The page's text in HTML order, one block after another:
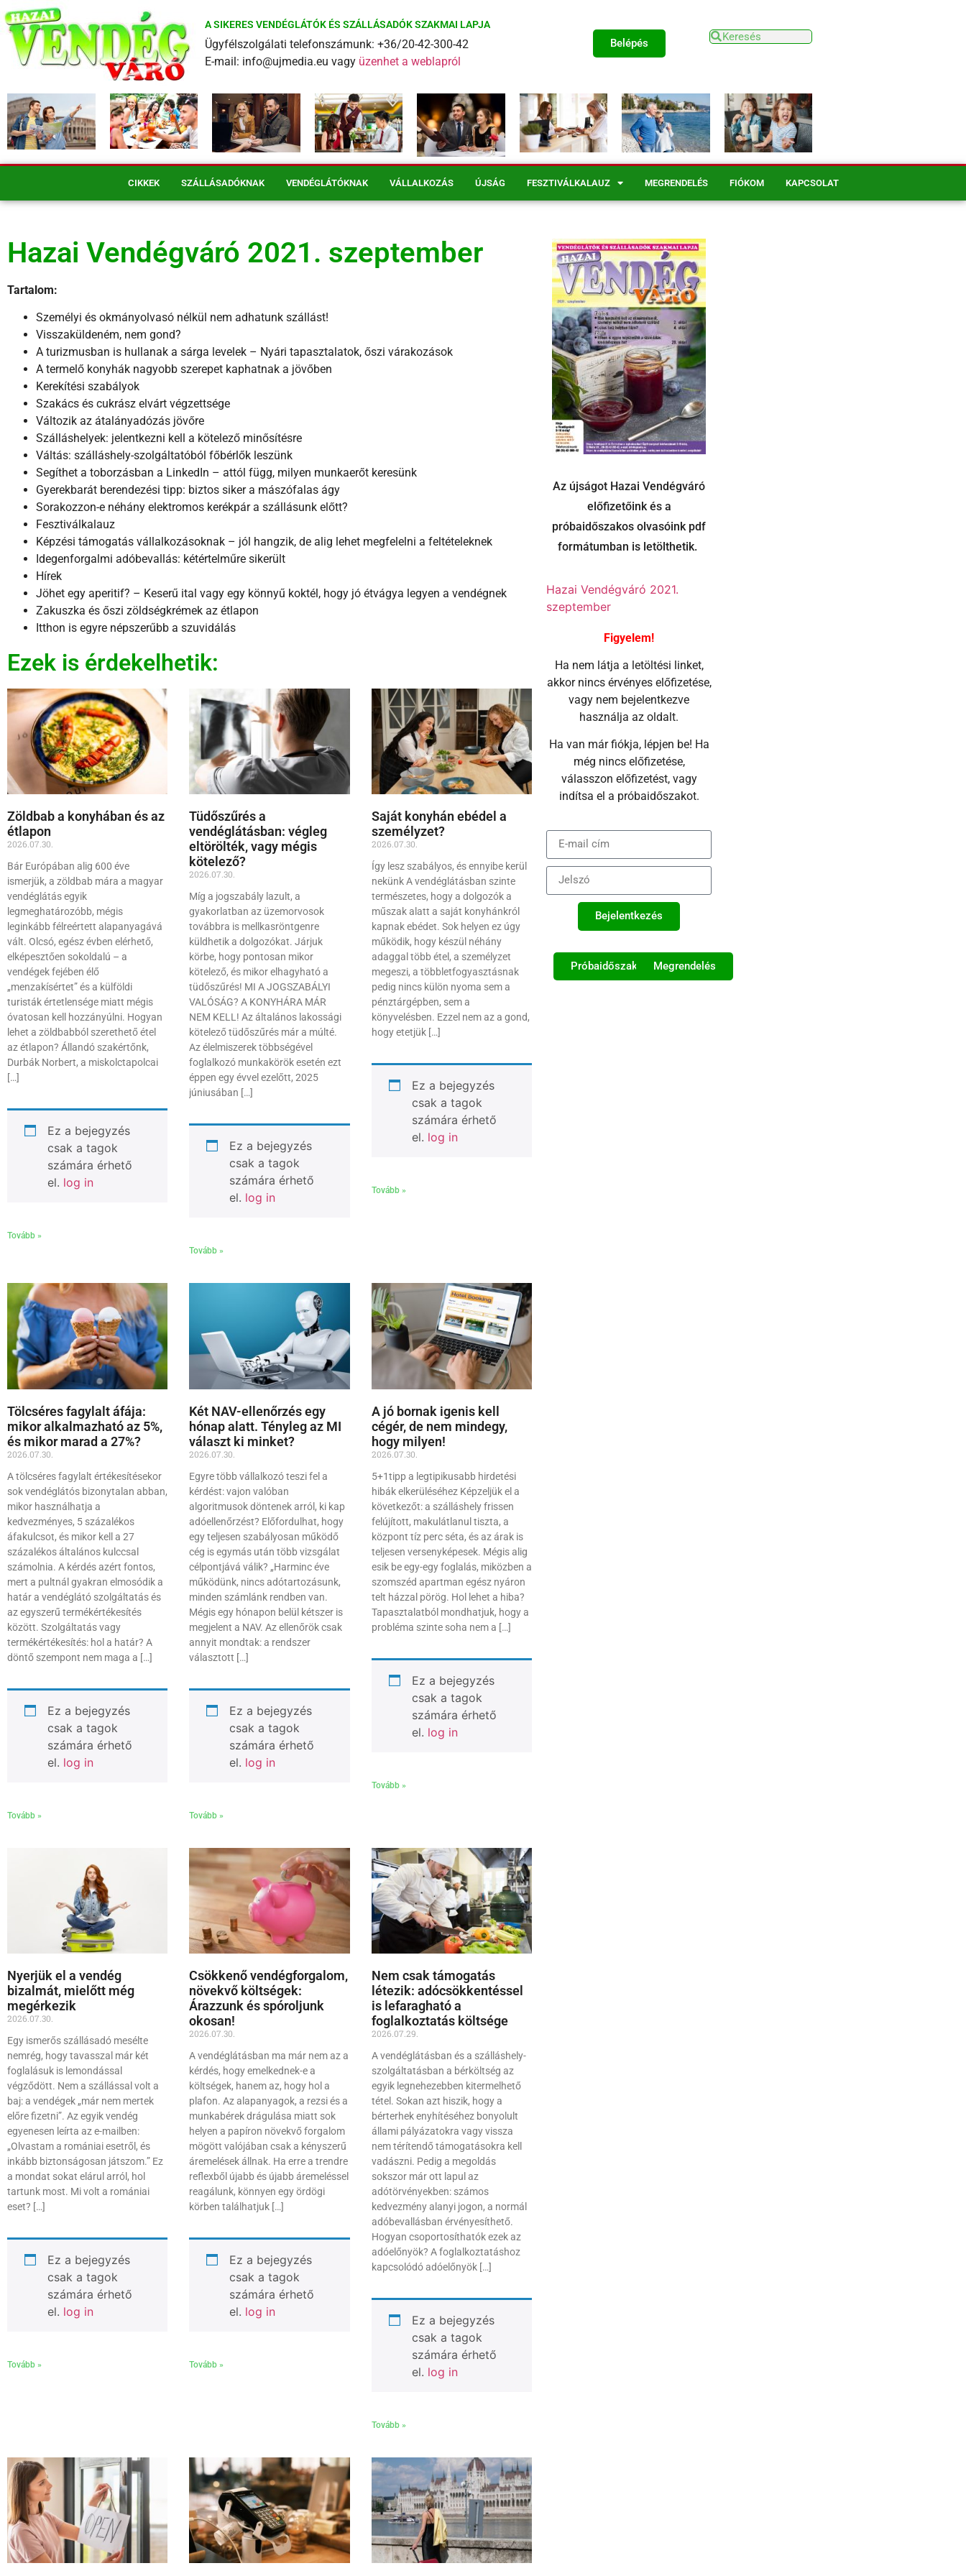
A SIKERES VENDÉGLÁTÓK ÉS SZÁLLÁSADÓK SZAKMAI LAPJA
Ügyfélszolgálati telefonszámunk: +36/20-42-300-42
E-mail: info@ujmedia.eu vagy üzenhet a weblapról
Belépés
CIKKEK SZÁLLÁSADÓKNAK VENDÉGLÁTÓKNAK VÁLLALKOZÁS ÚJSÁG FESZTIVÁLKALAUZ MEGRENDELÉS FIÓKOM KAPCSOLAT
Hazai Vendégváró 2021. szeptember
Tartalom:
Személyi és okmányolvasó nélkül nem adhatunk szállást!
Visszaküldeném, nem gond?
A turizmusban is hullanak a sárga levelek – Nyári tapasztalatok, őszi várakozások
A termelő konyhák nagyobb szerepet kaphatnak a jövőben
Kerekítési szabályok
Szakács és cukrász elvárt végzettsége
Változik az átalányadózás jövőre
Szálláshelyek: jelentkezni kell a kötelező minősítésre
Váltás: szálláshely-szolgáltatóból főbérlők leszünk
Segíthet a toborzásban a LinkedIn – attól függ, milyen munkaerőt keresünk
Gyerekbarát berendezési tipp: biztos siker a mászófalas ágy
Sorakozzon-e néhány elektromos kerékpár a szállásunk előtt?
Fesztiválkalauz
Képzési támogatás vállalkozásoknak – jól hangzik, de alig lehet megfelelni a feltételeknek
Idegenforgalmi adóbevallás: kétértelműre sikerült
Hírek
Jöhet egy aperitif? – Keserű ital vagy egy könnyű koktél, hogy jó étvágya legyen a vendégnek
Zakuszka és őszi zöldségkrémek az étlapon
Itthon is egyre népszerűbb a szuvidálás
Ezek is érdekelhetik:
Zöldbab a konyhában és az
étlapon
2026.07.30.
Bár Európában alig 600 éve
ismerjük, a zöldbab mára a magyar
vendéglátás egyik
legmeghatározóbb, mégis
leginkább félreértett alapanyagává
vált. Olcsó, egész évben elérhető,
elképesztően sokoldalú – a
vendégek fejében élő
„menzakísértet” és a külföldi
turisták értetlensége miatt mégis
óvatosan kell hozzányúlni. Hogyan
lehet a zöldbabból szerethető étel
az étlapon? Állandó szakértőnk,
Durbák Norbert, a miskolctapolcai
[…]
Ez a bejegyzés
csak a tagok
számára érhető
el. log in
Tovább »
Tüdőszűrés a
vendéglátásban: végleg
eltörölték, vagy mégis
kötelező?
2026.07.30.
Míg a jogszabály lazult, a
gyakorlatban az üzemorvosok
továbbra is mellkasröntgenre
küldhetik a dolgozókat. Járjuk
körbe, hogy pontosan mikor
kötelező, és mikor elhagyható a
tüdőszűrés! MI A JOGSZABÁLYI
VALÓSÁG? A KONYHÁRA MÁR
NEM KELL! Az általános lakossági
kötelező tüdőszűrés már a múlté.
Az élelmiszerek többségével
foglalkozó munkakörök esetén ezt
éppen egy évvel ezelőtt, 2025
júniusában […]
Ez a bejegyzés
csak a tagok
számára érhető
el. log in
Tovább »
Saját konyhán ebédel a
személyzet?
2026.07.30.
Így lesz szabályos, és ennyibe kerül
nekünk A vendéglátásban szinte
természetes, hogy a dolgozók a
műszak alatt a saját konyhánkról
kapnak ebédet. Sok helyen ez úgy
működik, hogy készül néhány
adaggal több étel, a személyzet
megeszi, a többletfogyasztásnak
pedig nincs külön nyoma sem a
pénztárgépben, sem a
könyvelésben. Ezzel nem az a gond,
hogy etetjük […]
Ez a bejegyzés
csak a tagok
számára érhető
el. log in
Tovább »
Tölcséres fagylalt áfája:
mikor alkalmazható az 5%,
és mikor marad a 27%?
2026.07.30.
A tölcséres fagylalt értékesítésekor
sok vendéglátós bizonytalan abban,
mikor használhatja a
kedvezményes, 5 százalékos
áfakulcsot, és mikor kell a 27
százalékos általános kulccsal
számolnia. A kérdés azért fontos,
mert a pultnál gyakran elmosódik a
határ a vendéglátó szolgáltatás és
az egyszerű termékértékesítés
között. Szolgáltatás vagy
termékértékesítés: hol a határ? A
döntő szempont nem maga a […]
Ez a bejegyzés
csak a tagok
számára érhető
el. log in
Tovább »
Két NAV-ellenőrzés egy
hónap alatt. Tényleg az MI
választ ki minket?
2026.07.30.
Egyre több vállalkozó teszi fel a
kérdést: vajon valóban
algoritmusok döntenek arról, ki kap
adóellenőrzést? Előfordulhat, hogy
egy teljesen szabályosan működő
cég is egymás után több vizsgálat
célpontjává válik? „Harminc éve
működünk, nincs adótartozásunk,
minden számlánk rendben van.
Mégis egy hónapon belül kétszer is
megjelent a NAV. Az ellenőrök csak
annyit mondtak: a rendszer
választott […]
Ez a bejegyzés
csak a tagok
számára érhető
el. log in
Tovább »
A jó bornak igenis kell
cégér, de nem mindegy,
hogy milyen!
2026.07.30.
5+1tipp a legtipikusabb hirdetési
hibák elkerüléséhez Képzeljük el a
következőt: a szálláshely frissen
felújított, makulátlanul tiszta, a
központ tíz perc séta, és az árak is
teljesen versenyképesek. Mégis alig
esik be egy-egy foglalás, miközben a
szomszéd apartman egész nyáron
telt házzal pörög. Hol lehet a hiba?
Tapasztalatból mondhatjuk, hogy a
probléma szinte soha nem a […]
Ez a bejegyzés
csak a tagok
számára érhető
el. log in
Tovább »
Nyerjük el a vendég
bizalmát, mielőtt még
megérkezik
2026.07.30.
Egy ismerős szállásadó mesélte
nemrég, hogy tavasszal már két
foglalásuk is lemondással
végződött. Nem a szállással volt a
baj: a vendégek „már nem mertek
előre fizetni”. Az egyik vendég
egyenesen leírta az e-mailben:
„Olvastam a romániai esetről, és
inkább biztonságosan játszom.” Ez
a mondat sokat elárul arról, hol
tartunk most. Mi volt a romániai
eset? […]
Ez a bejegyzés
csak a tagok
számára érhető
el. log in
Tovább »
Csökkenő vendégforgalom,
növekvő költségek:
Árazzunk és spóroljunk
okosan!
2026.07.30.
A vendéglátásban ma már nem az a
kérdés, hogy emelkednek-e a
költségek, hanem az, hogy hol a
plafon. Az alapanyagok, a rezsi és a
munkabérek drágulása miatt sok
helyen a papíron növekvő forgalom
mögött valójában csak a kényszerű
áremelések állnak. Ha erre a trendre
reflexből újabb és újabb áremeléssel
reagálunk, könnyen egy ördögi
körben találhatjuk […]
Ez a bejegyzés
csak a tagok
számára érhető
el. log in
Tovább »
Nem csak támogatás
létezik: adócsökkentéssel
is lefaragható a
foglalkoztatás költsége
2026.07.29.
A vendéglátásban és a szálláshely-
szolgáltatásban a bérköltség az
egyik legnehezebben kitermelhető
tétel. Sokan azt hiszik, hogy a
bérterhek enyhítéséhez bonyolult
állami pályázatokra vagy vissza
nem térítendő támogatásokra kell
vadászni. Pedig a megoldás
sokszor már ott lapul az
adótörvényekben: számos
kedvezmény alanyi jogon, a normál
adóbevallásban érvényesíthető.
Hogyan csoportosíthatók ezek az
adóelőnyök? A foglalkoztatáshoz
kapcsolódó adóelőnyök […]
Ez a bejegyzés
csak a tagok
számára érhető
el. log in
Tovább »
Az újságot Hazai Vendégváró
előfizetőink és a
próbaidőszakos olvasóink pdf
formátumban is letölthetik.
Hazai Vendégváró 2021.
szeptember
Figyelem!
Ha nem látja a letöltési linket,
akkor nincs érvényes előfizetése,
vagy nem bejelentkezve
használja az oldalt.
Ha van már fiókja, lépjen be! Ha
még nincs előfizetése,
válasszon előfizetést, vagy
indítsa el a próbaidőszakot.
Bejelentkezés
Próbaidőszak Megrendelés